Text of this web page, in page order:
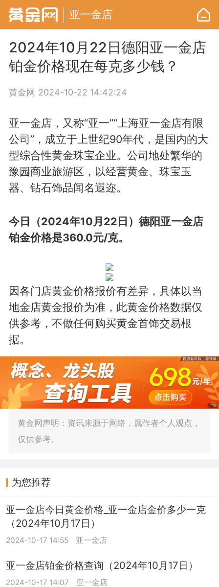
亚一金店
2024年10月22日德阳亚一金店
铂金价格现在每克多少钱？
黄金网 2024-10-22 14:42:24
亚一金店，又称“亚一”“上海亚一金店有限
公司”，成立于上世纪90年代，是国内的大
型综合性黄金珠宝企业。公司地处繁华的
豫园商业旅游区，以经营黄金、珠宝玉
器、钻石饰品闻名遐迩。
今日（2024年10月22日）德阳亚一金店
铂金价格是360.0元/克。
因各门店黄金价格报价有差异，具体以当
地金店黄金报价为准，此黄金价格数据仅
供参考，不做任何购买黄金首饰交易根
据。
黄金网声明：资讯来源于网络，属作者个人观点，
仅供参考。
为您推荐
亚一金店今日黄金价格_亚一金店金价多少一克
（2024年10月17日）
2024-10-17 14:55 亚一金店
亚一金店铂金价格查询（2024年10月17日）
2024-10-17 14:07 亚一金店